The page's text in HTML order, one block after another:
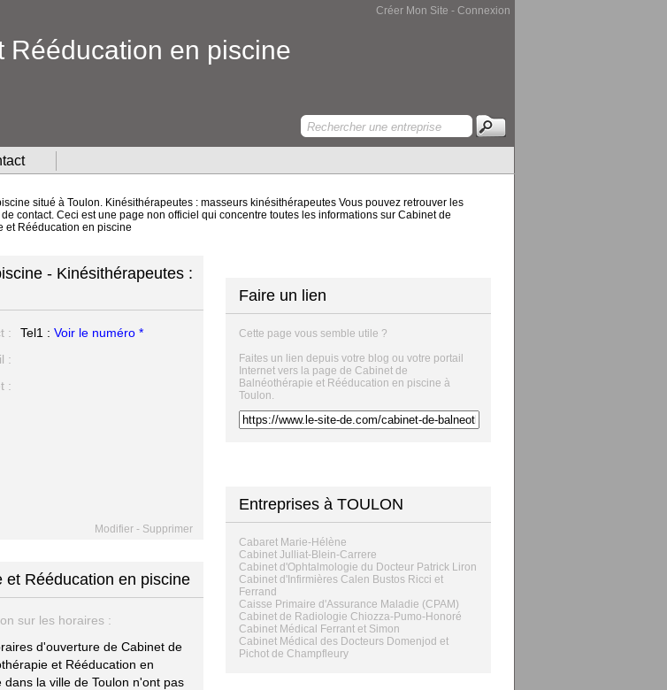
Créer Mon Site - Connexion
en piscine
situé à Toulon. Kinésithérapeutes : masseurs kinésithérapeutes Vous pouvez retrouver les
contact. Ceci est une page non officiel qui concentre toutes les informations sur Cabinet de
et Rééducation en piscine
- Kinésithérapeutes :
: Tel1 : Voir le numéro *
:
:
Modifier - Supprimer
et Rééducation en piscine
sur les horaires :
d'ouverture de Cabinet de
et Rééducation en
dans la ville de Toulon n'ont pas
Faire un lien
Cette page vous semble utile ?
Faites un lien depuis votre blog ou votre portail
Internet vers la page de Cabinet de
Balnéothérapie et Rééducation en piscine à
Toulon.
Entreprises à TOULON
Cabaret Marie-Hélène
Cabinet Julliat-Blein-Carrere
Cabinet d'Ophtalmologie du Docteur Patrick Liron
Cabinet d'Infirmières Calen Bustos Ricci et
Ferrand
Caisse Primaire d'Assurance Maladie (CPAM)
Cabinet de Radiologie Chiozza-Pumo-Honoré
Cabinet Médical Ferrant et Simon
Cabinet Médical des Docteurs Domenjod et
Pichot de Champfleury